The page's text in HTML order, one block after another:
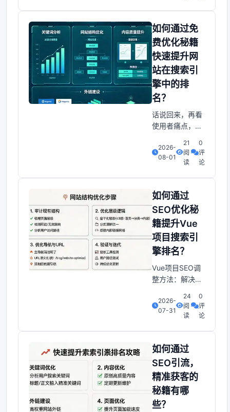
入付诸东流。发
布的内容被网站
判定为广告，曝
光率低。缺乏精
准圈子定位，流
量变现率低。使
用者隐私担忧，
大。账户注册与
养号策略账户注
如何通过免
费优化秘籍
快速提升网
站在搜索引
擎中的排
名？
话说回来，再看
使用者痛点，为
是排不上名？你
是否曾经为网站
焦虑？不要担
心，通过以下免
费调整技巧，即
使没有预算。也
能让你的网站在
搜索引擎中脱颖
有价值的自然流
量。1. 关键词研
究：找到高效低
2026-
08-01
21
阅
读
0
评
论
如何通过
SEO优化秘
籍提升Vue
项目搜索引
擎排名？
Vue项目SEO调
整方法：解决你
否苦恼于Vue项
目总是被搜索引
始终无法获得理
想排名？这篇教
程将揭秘如何让
Vue项目在搜索
结果中脱颖而
出，解决你的
2026-
07-31
24
阅
读
0
评
论
如何通过
SEO引流，
精准获客的
秘籍有哪
些？